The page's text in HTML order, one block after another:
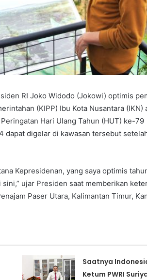
RI Joko Widodo (Jokowi) optimis
(KIPP) Ibu Kota Nusantara (IKN)
Hari Ulang Tahun (HUT) ke-79
dapat digelar di kawasan tersebut
Kepresidenan, yang saya optimis
ujar Presiden saat memberikan
Paser Utara, Kalimantan Timur,
Saatnya
Ketum PWRI